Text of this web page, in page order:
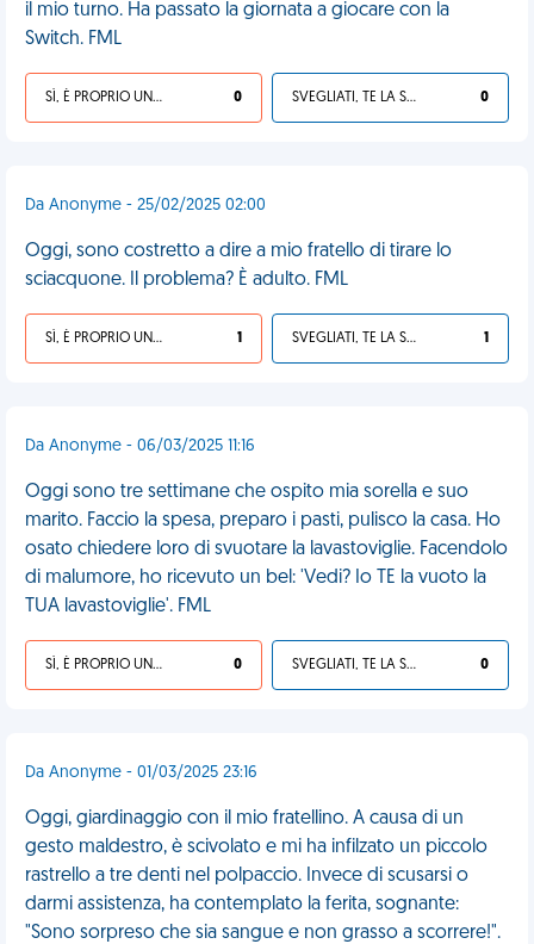
il mio turno. Ha passato la giornata a giocare con la
Switch. FML
SÌ, È PROPRIO UNA VDM! 0 SVEGLIATI, TE LA SEI CERCATA! 0
Da Anonyme - 25/02/2025 02:00
Oggi, sono costretto a dire a mio fratello di tirare lo
sciacquone. Il problema? È adulto. FML
SÌ, È PROPRIO UNA VDM! 1 SVEGLIATI, TE LA SEI CERCATA! 1
Da Anonyme - 06/03/2025 11:16
Oggi sono tre settimane che ospito mia sorella e suo
marito. Faccio la spesa, preparo i pasti, pulisco la casa. Ho
osato chiedere loro di svuotare la lavastoviglie. Facendolo
di malumore, ho ricevuto un bel: 'Vedi? Io TE la vuoto la
TUA lavastoviglie'. FML
SÌ, È PROPRIO UNA VDM! 0 SVEGLIATI, TE LA SEI CERCATA! 0
Da Anonyme - 01/03/2025 23:16
Oggi, giardinaggio con il mio fratellino. A causa di un
gesto maldestro, è scivolato e mi ha infilzato un piccolo
rastrello a tre denti nel polpaccio. Invece di scusarsi o
darmi assistenza, ha contemplato la ferita, sognante:
"Sono sorpreso che sia sangue e non grasso a scorrere!".